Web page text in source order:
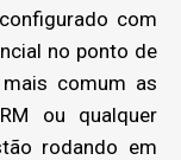
com
no ponto de
comum as
ou qualquer
rodando em